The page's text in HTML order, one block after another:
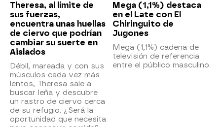
Theresa, al límite de
sus fuerzas,
encuentra unas huellas
de ciervo que podrían
cambiar su suerte en
Aislados
Débil, mareada y con sus
músculos cada vez más
lentos, Theresa sale a
buscar leña y descubre
un rastro de ciervo cerca
de su refugio. ¿Será la
oportunidad que necesita
Mega (1,1%) destaca
en el Late con El
Chiringuito de
Jugones
Mega (1,1%) cadena de
televisión de referencia
entre el público masculino.